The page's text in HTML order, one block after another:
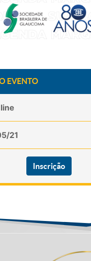
EVENTO
21
Inscrição